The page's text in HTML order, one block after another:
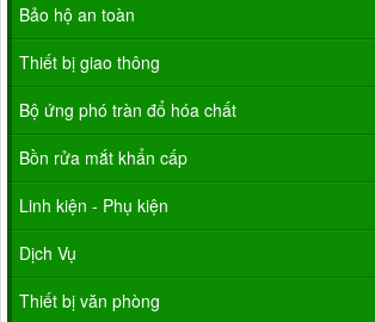
Bảo hộ an toàn
Thiết bị giao thông
Bộ ứng phó tràn đổ hóa chất
Bồn rửa mắt khẩn cấp
Linh kiện - Phụ kiện
Dịch Vụ
Thiết bị văn phòng